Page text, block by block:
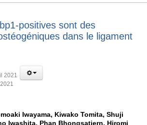
positives sont des
dans le ligament
2021
Iwayama, Kiwako Tomita, Shuji
Iwashita, Phan Bhongsatiern, Hiromi